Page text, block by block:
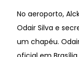
No aeroporto,
Odair Silva e
um chapéu.